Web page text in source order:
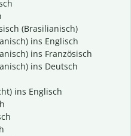
(Brasilianisch)
ins Englisch
ins Französisch
ins Deutsch
ins Englisch